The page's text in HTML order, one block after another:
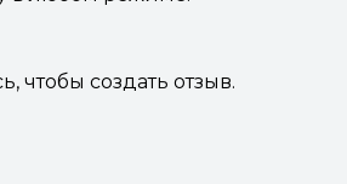
чтобы создать отзыв.